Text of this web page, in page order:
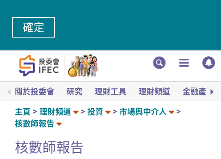
確定
關於投委會 研究 理財工具 理財頻道 金融產品
主頁 理財頻道 投資
市場與中介人
核數師報告
核數師報告